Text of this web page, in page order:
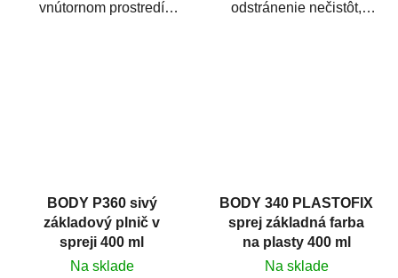
vnútornom prostredí
odstránenie nečistôt,
BODY P360 sivý
základový plnič v
spreji 400 ml
Na sklade
BODY 340 PLASTOFIX
sprej základná farba
na plasty 400 ml
Na sklade